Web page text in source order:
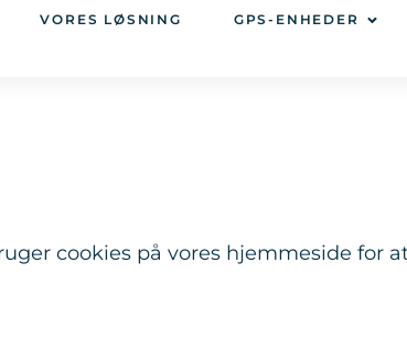
VORES LØSNING GPS-ENHEDER
cookies på vores hjemmeside for